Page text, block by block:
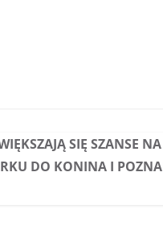
SIĘ SZANSE
DO KONINA I